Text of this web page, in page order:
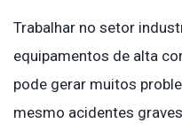
Trabalhar no setor
equipamentos de alta
pode gerar muitos
mesmo acidentes